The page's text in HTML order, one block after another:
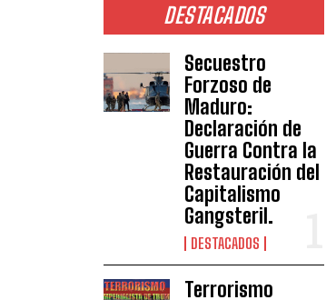
DESTACADOS
Secuestro
Forzoso de
Maduro:
Declaración de
Guerra Contra la
Restauración del
Capitalismo
Gangsteril.
DESTACADOS
Terrorismo